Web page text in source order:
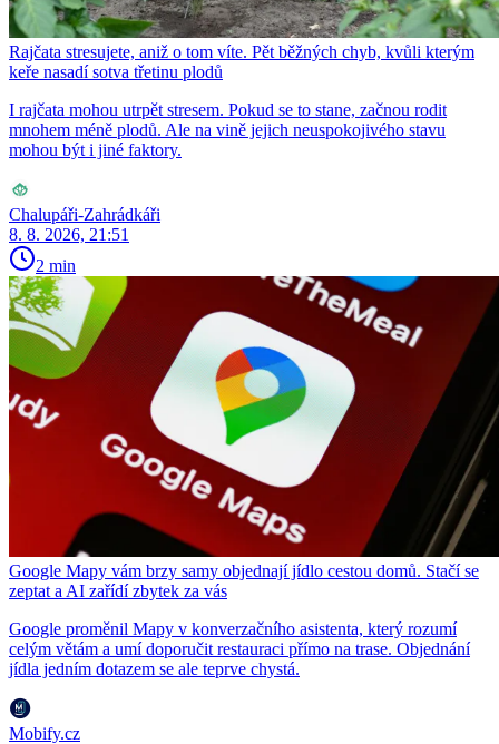
Rajčata stresujete, aniž o tom víte. Pět běžných chyb, kvůli kterým
keře nasadí sotva třetinu plodů
I rajčata mohou utrpět stresem. Pokud se to stane, začnou rodit
mnohem méně plodů. Ale na vině jejich neuspokojivého stavu
mohou být i jiné faktory.
Chalupáři-Zahrádkáři
8. 8. 2026, 21:51
2 min
Google Mapy vám brzy samy objednají jídlo cestou domů. Stačí se
zeptat a AI zařídí zbytek za vás
Google proměnil Mapy v konverzačního asistenta, který rozumí
celým větám a umí doporučit restauraci přímo na trase. Objednání
jídla jedním dotazem se ale teprve chystá.
Mobify.cz